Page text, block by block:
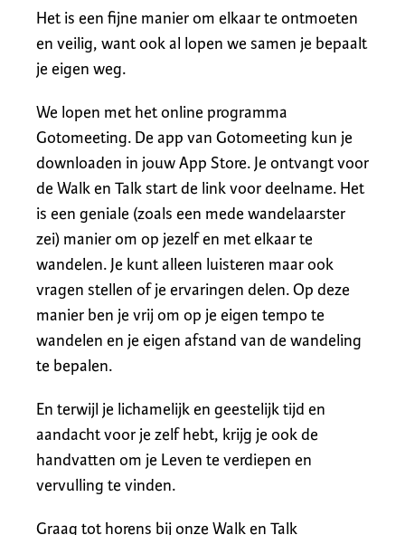
Het is een fijne manier om elkaar te ontmoeten
en veilig, want ook al lopen we samen je bepaalt
je eigen weg.
We lopen met het online programma
Gotomeeting. De app van Gotomeeting kun je
downloaden in jouw App Store. Je ontvangt voor
de Walk en Talk start de link voor deelname. Het
is een geniale (zoals een mede wandelaarster
zei) manier om op jezelf en met elkaar te
wandelen. Je kunt alleen luisteren maar ook
vragen stellen of je ervaringen delen. Op deze
manier ben je vrij om op je eigen tempo te
wandelen en je eigen afstand van de wandeling
te bepalen.
En terwijl je lichamelijk en geestelijk tijd en
aandacht voor je zelf hebt, krijg je ook de
handvatten om je Leven te verdiepen en
vervulling te vinden.
Graag tot horens bij onze Walk en Talk